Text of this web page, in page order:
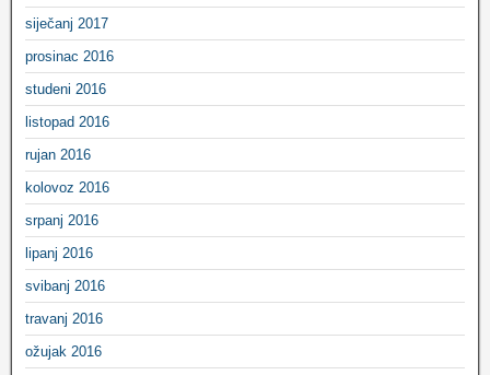
siječanj 2017
prosinac 2016
studeni 2016
listopad 2016
rujan 2016
kolovoz 2016
srpanj 2016
lipanj 2016
svibanj 2016
travanj 2016
ožujak 2016